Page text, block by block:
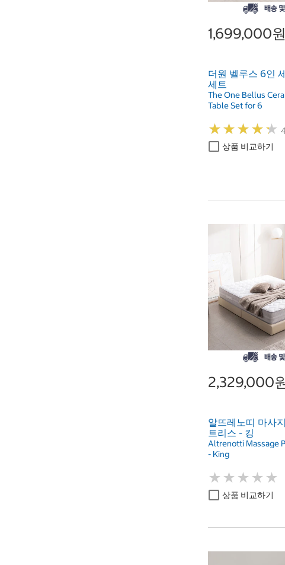
1,699,000원
더원 벨루스 6인
세트
The One Bellus
Table Set for 6
★★★★★
★★★★★
상품 비교하기
2,329,000
알뜨레노띠 마사
트리스 - 킹
Altrenotti Massage
- King
★ ★ ★ ★ ★
★ ★ ★ ★ ★
상품 비교하기